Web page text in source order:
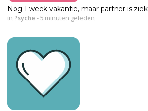
Nog 1 week vakantie, maar partner is ziek
in Psyche -5 minuten geleden